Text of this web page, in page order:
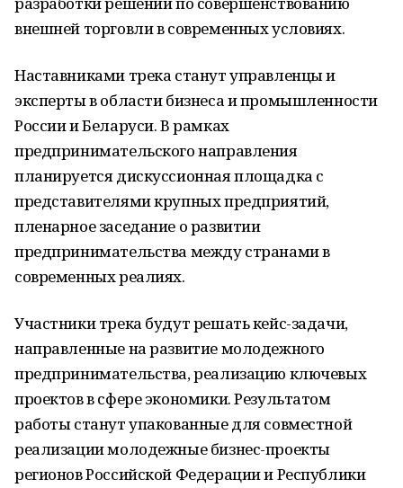
внешней торговли в современных условиях.
Наставниками трека станут управленцы и
эксперты в области бизнеса и промышленности
России и Беларуси. В рамках
предпринимательского направления
планируется дискуссионная площадка с
представителями крупных предприятий,
пленарное заседание о развитии
предпринимательства между странами в
современных реалиях.
Участники трека будут решать кейс-задачи,
направленные на развитие молодежного
предпринимательства, реализацию ключевых
проектов в сфере экономики. Результатом
работы станут упакованные для совместной
реализации молодежные бизнес-проекты
регионов Российской Федерации и Республики